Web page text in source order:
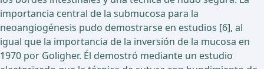
importancia central de la submucosa para la
neoangiogénesis pudo demostrarse en estudios [6], al
igual que la importancia de la inversión de la mucosa en
1970 por Goligher. Él demostró mediante un estudio